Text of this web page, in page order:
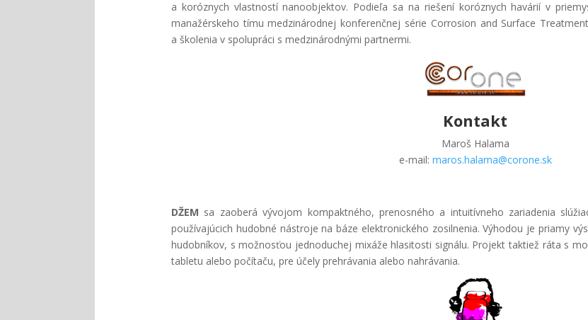
a koróznych vlastností nanoobjektov. Podieľa sa na riešení koróznych havárií v
manažérskeho tímu medzinárodnej konferenčnej série Corrosion and Surface
a školenia v spolupráci s medzinárodnými partnermi.
Kontakt
Maroš Halama
e-mail: maros.halama@corone.sk
DŽEM sa zaoberá vývojom kompaktného, prenosného a intuitívneho zariadenia
používajúcich hudobné nástroje na báze elektronického zosilnenia. Výhodou je priamy
hudobníkov, s možnosťou jednoduchej mixáže hlasitosti signálu. Projekt taktiež ráta s
tabletu alebo počítaču, pre účely prehrávania alebo nahrávania.